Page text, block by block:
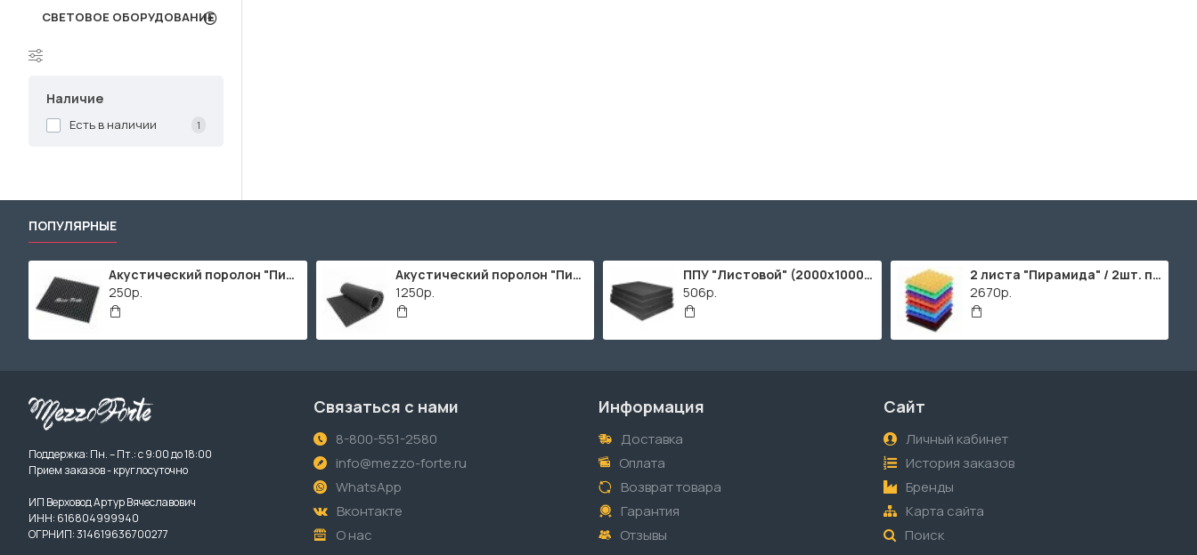
СВЕТОВОЕ ОБОРУДОВАНИЕ
Наличие
Есть в наличии 1
ПОПУЛЯРНЫЕ
Акустический поролон "Пирамида" / 480x480х30мм / Темно-серый
250р.
Акустический поролон "Пирамида" / 2000х1000мм
1250р.
ППУ "Листовой" (2000х1000мм)
506р.
2 листа "Пирамида" / 2шт. по 2000х1000мм
2670р.
Поддержка: Пн. – Пт.: с 9:00 до 18:00
Прием заказов - круглосуточно
ИП Верховод Артур Вячеславович
ИНН: 616804999940
ОГРНИП: 314619636700277
Связаться с нами
8-800-551-2580
info@mezzo-forte.ru
WhatsApp
Вконтакте
О нас
Информация
Доставка
Оплата
Возврат товара
Гарантия
Отзывы
Сайт
Личный кабинет
История заказов
Бренды
Карта сайта
Поиск